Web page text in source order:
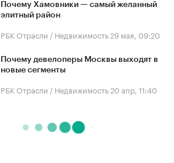
Почему Хамовники — самый желанный
элитный район
РБК Отрасли / Недвижимость 29 мая, 09:20
Почему девелоперы Москвы выходят в
новые сегменты
РБК Отрасли / Недвижимость 20 апр, 11:40